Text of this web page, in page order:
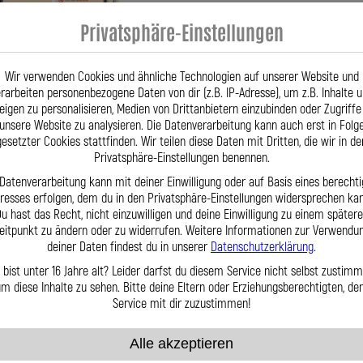
und feste Stahlrohre an Ihrem %%Marke%%.
dann Benzin aus, dann kann es zum Fahrzeugbrand kommen.
und Edelstahlanschlüssen, das macht die Fabian Spiegler Einspritzleitungen
Ihren Wünschen oder Muster.
SL Automatik
Privatsphäre-Einstellungen
Wir verwenden Cookies und ähnliche Technologien auf unserer Website und
personenbezogene Daten von dir (z.B. IP-Adresse), um z.B. Inhalte
zu personalisieren, Medien von Drittanbietern einzubinden oder
unsere Website zu analysieren. Die Datenverarbeitung kann auch erst in
Cookies stattfinden. Wir teilen diese Daten mit Dritten, die wir in
Privatsphäre-Einstellungen benennen.
kann mit deiner Einwilligung oder auf Basis eines
erfolgen, dem du in den Privatsphäre-Einstellungen widersprechen
hast das Recht, nicht einzuwilligen und deine Einwilligung zu einem
zu ändern oder zu widerrufen. Weitere Informationen zur
deiner Daten findest du in unserer Datenschutzerklärung.
bist unter 16 Jahre alt? Leider darfst du diesem Service nicht selbst
diese Inhalte zu sehen. Bitte deine Eltern oder Erziehungsberechtigten,
Service mit dir zuzustimmen!
Alle akzeptieren